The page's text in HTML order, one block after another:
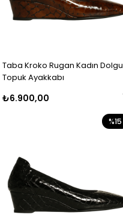
Taba Kroko Rugan Kadın Dolgu
Topuk Ayakkabı
₺6.900,00
%15